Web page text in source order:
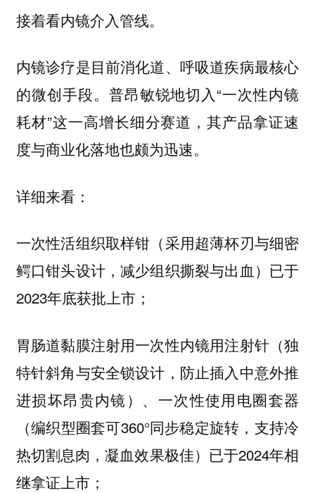
接着看内镜介入管线。
内镜诊疗是目前消化道、呼吸道疾病最核心
的微创手段。普昂敏锐地切入“一次性内镜
耗材”这一高增长细分赛道，其产品拿证速
度与商业化落地也颇为迅速。
详细来看：
一次性活组织取样钳（采用超薄杯刃与细密
鳄口钳头设计，减少组织撕裂与出血）已于
2023年底获批上市；
胃肠道黏膜注射用一次性内镜用注射针（独
特针斜角与安全锁设计，防止插入中意外推
进损坏昂贵内镜）、一次性使用电圈套器
（编织型圈套可360°同步稳定旋转，支持冷
热切割息肉，凝血效果极佳）已于2024年相
继拿证上市；